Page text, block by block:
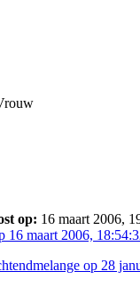
op: 16 maart 2006,
16 maart 2006,
op 28